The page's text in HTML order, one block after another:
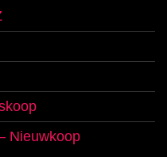
Nieuwkoop